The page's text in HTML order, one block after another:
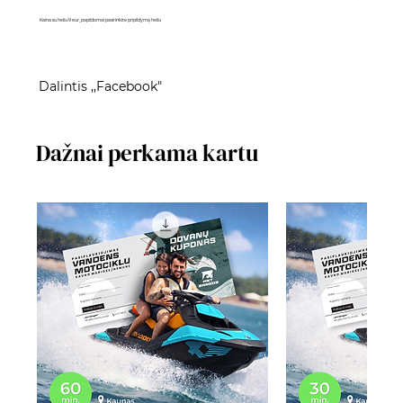
Kaina su heliu 9 eur, papildomai pasirinkite pripildymą heliu
Dalintis ,,Facebook"
Dažnai perkama kartu